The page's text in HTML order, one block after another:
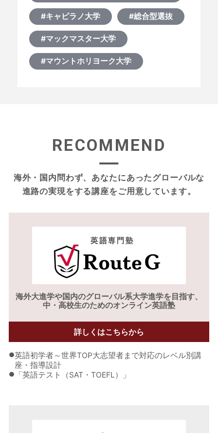
#キャピラノ大学 #総合型選抜
#マックマスター大学
#マウントホリヨーク大学
RECOMMEND
海外・国内問わず、あなたにあったグローバルな
進路の実現をする講座をご用意しています。
海外大進学や国内のグローバル系大学進学を目指す、
中・高校生のためのオンライン英語塾
詳しくはこちらから
●英語初学者～世界TOP大志望者まで対応のレベル別講
座・指導設計
● 「英語テスト（SAT・TOEFL）」